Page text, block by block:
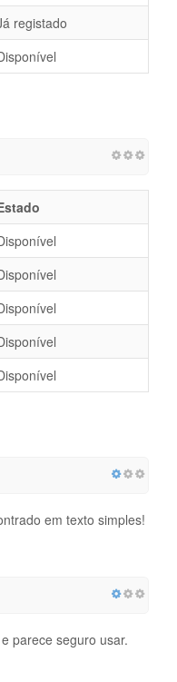
registado
em texto simples!
parece seguro usar.